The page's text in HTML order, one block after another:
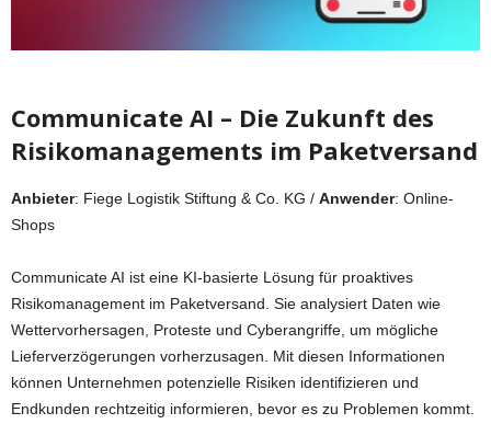
Communicate AI – Die Zukunft des
Risikomanagements im Paketversand
Anbieter: Fiege Logistik Stiftung & Co. KG / Anwender: Online-
Shops
Communicate AI ist eine KI-basierte Lösung für proaktives
Risikomanagement im Paketversand. Sie analysiert Daten wie
Wettervorhersagen, Proteste und Cyberangriffe, um mögliche
Lieferverzögerungen vorherzusagen. Mit diesen Informationen
können Unternehmen potenzielle Risiken identifizieren und
Endkunden rechtzeitig informieren, bevor es zu Problemen kommt.